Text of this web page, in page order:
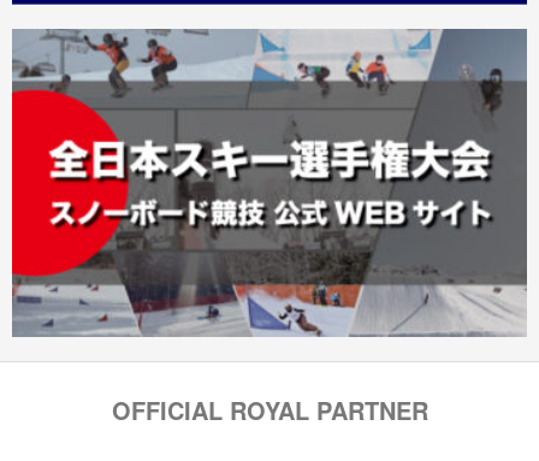
OFFICIAL ROYAL PARTNER